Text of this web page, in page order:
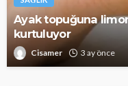
Ayak topuğuna
kurtuluyor
Cisamer 3 ay önce